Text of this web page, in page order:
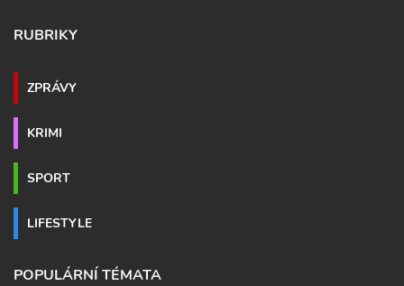
RUBRIKY
ZPRÁVY
KRIMI
SPORT
LIFESTYLE
POPULÁRNÍ TÉMATA